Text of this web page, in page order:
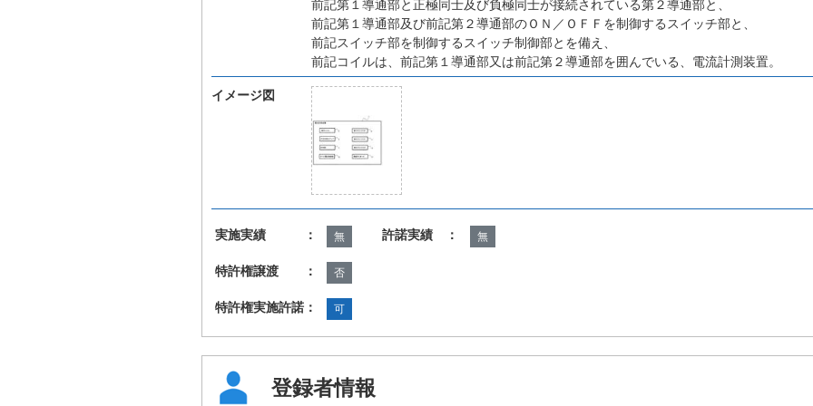
前記第１導通部と正極同士及び負極同士が接続されている第２導通部と、
前記第１導通部及び前記第２導通部のＯＮ／ＯＦＦを制御するスイッチ部と、
前記スイッチ部を制御するスイッチ制御部とを備え、
前記コイルは、前記第１導通部又は前記第２導通部を囲んでいる、電流計測装置。
イメージ図
実施実績 ： 無 許諾実績 ： 無
特許権譲渡 ： 否
特許権実施許諾： 可
登録者情報